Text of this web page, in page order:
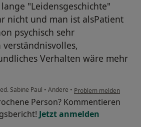
"Leidensgeschichte"
nicht und man ist alsPatient
psychisch sehr
verständnisvolles,
Verhalten wäre mehr
Sabine Paul • Andere • Problem melden
Person? Kommentieren
Jetzt anmelden